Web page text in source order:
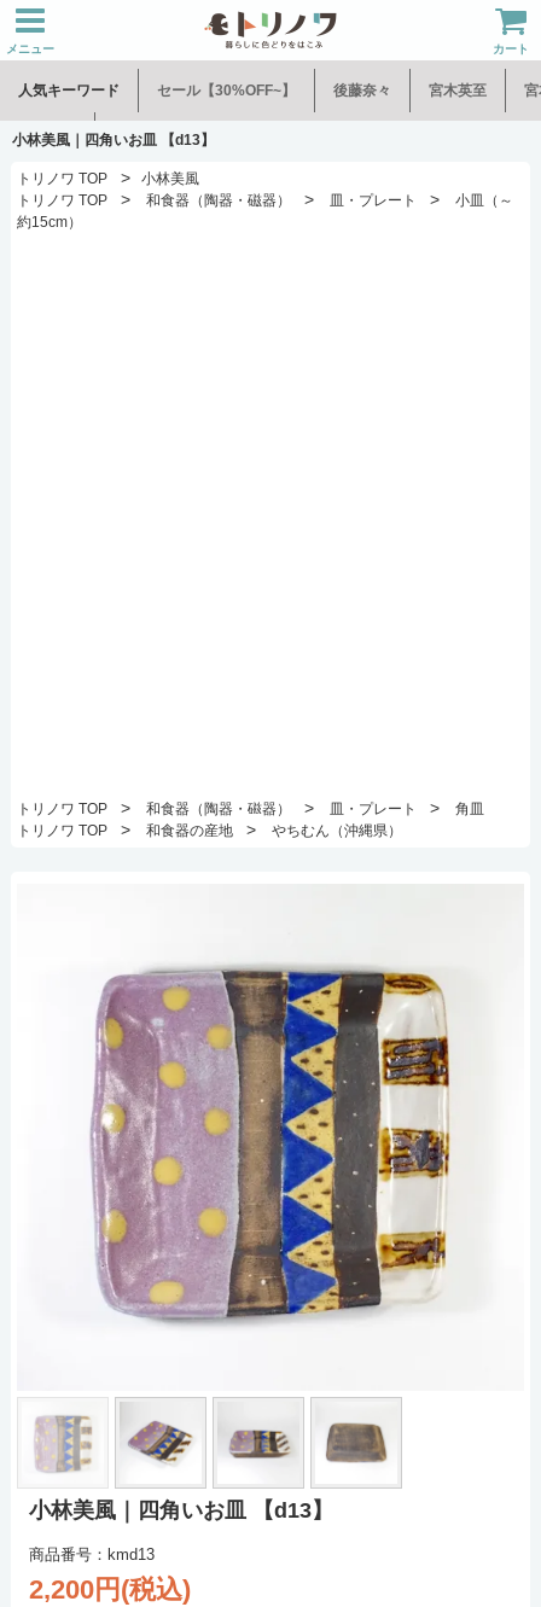
メニュー カート
人気キーワード セール【30%OFF~】 後藤奈々 宮木英至 宮
水谷和音 児玉修治
小林美風｜四角いお皿 【d13】
トリノワ TOP >
小林美風
トリノワ TOP
> 和食器（陶器・磁器） > 皿・プレート >
小皿（～
約15cm）
トリノワ TOP > 和食器（陶器・磁器） > 皿・プレート >
角皿
トリノワ TOP
> 和食器の産地 > やちむん（沖縄県）
小林美風｜四角いお皿 【d13】
商品番号：kmd13
2,200円(税込)